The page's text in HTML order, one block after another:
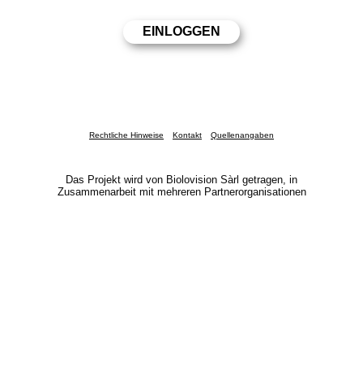
Rechtliche Hinweise Kontakt Quellenangaben
Das Projekt wird von Biolovision Sàrl getragen, in
Zusammenarbeit mit mehreren Partnerorganisationen